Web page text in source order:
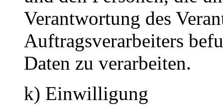
Verantwortung des
Auftragsverarbeiters
Daten zu verarbeiten.
k) Einwilligung